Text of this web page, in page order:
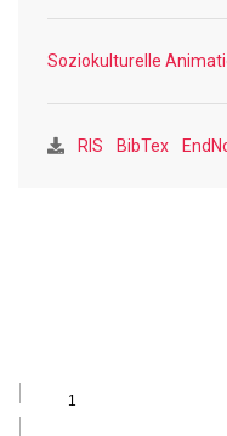
Vermittlungs- und
Professionelle der
Soziokulturelle
RIS BibTex